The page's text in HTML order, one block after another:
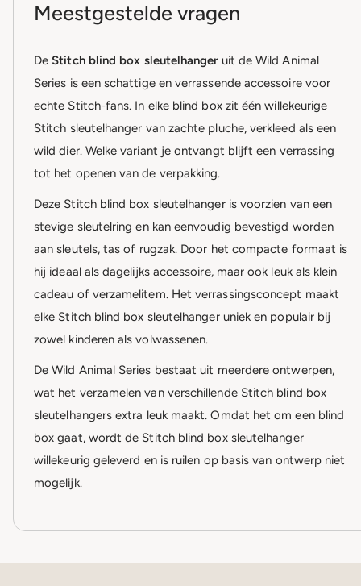
Meestgestelde vragen
De Stitch blind box sleutelhangeruit de Wild Animal
Series is een schattige en verrassende accessoire voor
echte Stitch-fans. In elke blind box zit één willekeurige
Stitch sleutelhanger van zachte pluche, verkleed als een
wild dier. Welke variant je ontvangt blijft een verrassing
tot het openen van de verpakking.
Deze Stitch blind box sleutelhanger is voorzien van een
stevige sleutelring en kan eenvoudig bevestigd worden
aan sleutels, tas of rugzak. Door het compacte formaat is
hij ideaal als dagelijks accessoire, maar ook leuk als klein
cadeau of verzamelitem. Het verrassingsconcept maakt
elke Stitch blind box sleutelhanger uniek en populair bij
zowel kinderen als volwassenen.
De Wild Animal Series bestaat uit meerdere ontwerpen,
wat het verzamelen van verschillende Stitch blind box
sleutelhangers extra leuk maakt. Omdat het om een blind
box gaat, wordt de Stitch blind box sleutelhanger
willekeurig geleverd en is ruilen op basis van ontwerp niet
mogelijk.